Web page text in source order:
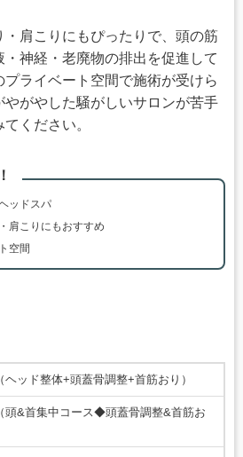
・肩こりにもぴったりで、頭の筋
神経・老廃物の排出を促進して
プライベート空間で施術が受けら
やがやした騒がしいサロンが苦手
ください。
ッドスパ
肩こりにもおすすめ
空間
ヘッド整体+頭蓋骨調整+首筋おり）
頭&首集中コース◆頭蓋骨調整&首筋お